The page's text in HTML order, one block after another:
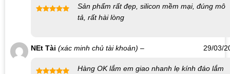
Địa chỉ: 126 Nguyễn Thái Học, Vạn Thạnh, Nha Trang
Website đặt hàng: https://shopbaocaosunhatrang.com/
Sản phẩm rất đẹp, silicon mềm mại, đúng mô
tả, rất hài lòng
NEt Tài (xác minh chủ tài khoản) – 29/03/
Hàng OK lắm em giao nhanh lẹ kính đáo lắm